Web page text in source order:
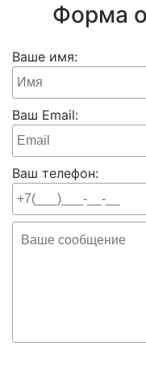
Форма
Ваше имя:
Ваш Email:
Ваш телефон: